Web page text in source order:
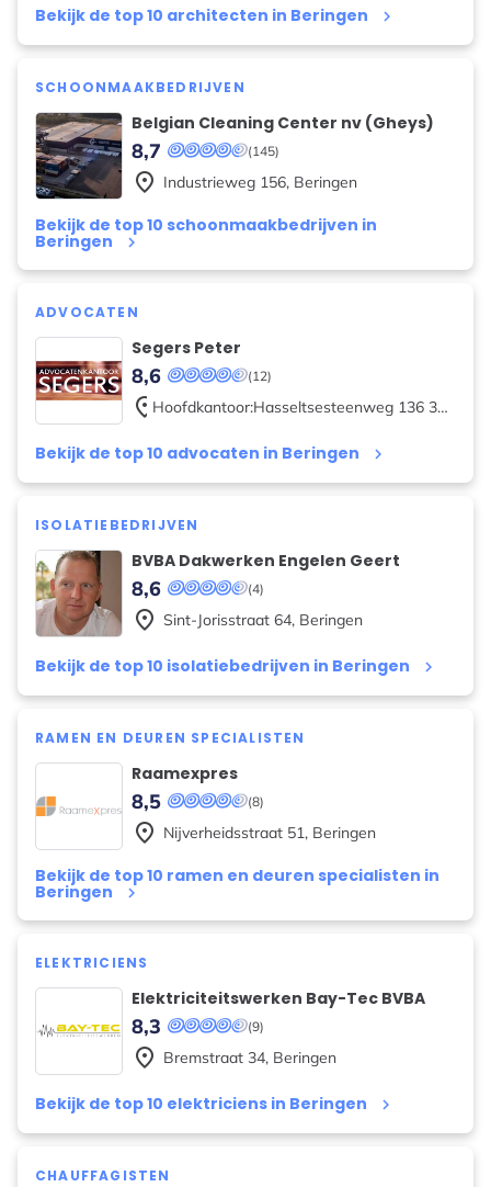
Bekijk de top 10 architecten in Beringen keyboard_arrow_right
SCHOONMAAKBEDRIJVEN
Belgian Cleaning Center nv (Gheys)
(145)
8,7
Bekijk de top 10 schoonmaakbedrijven in
Beringen keyboard_arrow_right
place Industrieweg 156, Beringen
ADVOCATEN
Segers Peter
(12)
8,6
Bekijk de top 10 advocaten in Beringen keyboard_arrow_right
placeHoofdkantoor:Hasseltsesteenweg 136 3580 Beringen Bijkantoor:
ISOLATIEBEDRIJVEN
BVBA Dakwerken Engelen Geert
(4)
8,6
Bekijk de top 10 isolatiebedrijven in Beringen keyboard_arrow_right
place Sint-Jorisstraat 64, Beringen
RAMEN EN DEUREN SPECIALISTEN
Raamexpres
(8)
8,5
Bekijk de top 10 ramen en deuren specialisten in
Beringen keyboard_arrow_right
place Nijverheidsstraat 51, Beringen
ELEKTRICIENS
Elektriciteitswerken Bay-Tec BVBA
(9)
8,3
Bekijk de top 10 elektriciens in Beringen keyboard_arrow_right
place Bremstraat 34, Beringen
CHAUFFAGISTEN